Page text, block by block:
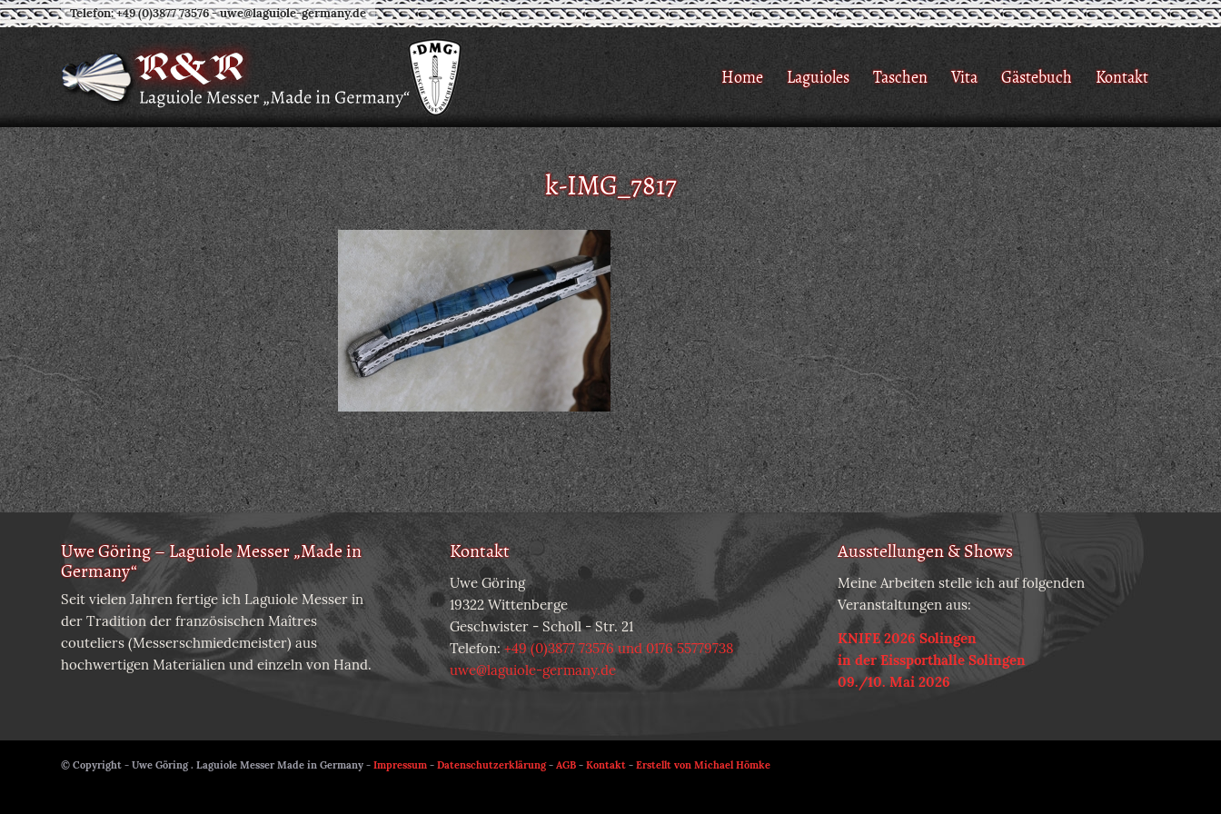
Telefon: +49 (0)3877 73576-uwe@laguiole-germany.de
Home Laguioles Taschen Vita Gästebuch Kontakt
k-IMG_7817
Uwe Göring – Laguiole Messer „Made in
Germany“
Seit vielen Jahren fertige ich Laguiole Messer in
der Tradition der französischen Maîtres
couteliers (Messerschmiedemeister) aus
hochwertigen Materialien und einzeln von Hand.
Kontakt
Uwe Göring
19322 Wittenberge
Geschwister - Scholl - Str. 21
Telefon:+49 (0)3877 73576 und 0176 55779738
uwe@laguiole-germany.de
Ausstellungen & Shows
Meine Arbeiten stelle ich auf folgenden
Veranstaltungen aus:
KNIFE 2026 Solingen
in der Eissporthalle Solingen
09./10. Mai 2026
© Copyright - Uwe Göring . Laguiole Messer Made in Germany - Impressum - Datenschutzerklärung- AGB - Kontakt - Erstellt von Michael Hömke